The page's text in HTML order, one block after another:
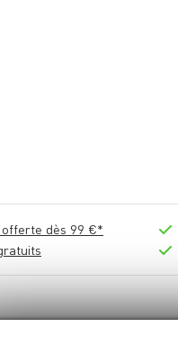
offerte dès 99 €*